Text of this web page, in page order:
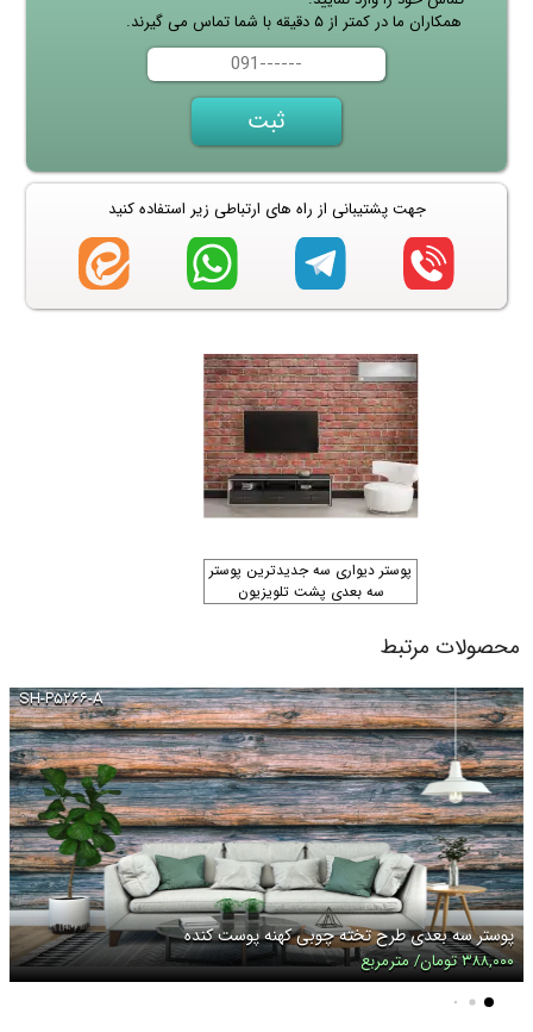
همکاران ما در کمتر از ۵ دقیقه با شما تماس می گیرند.
جهت پشتیبانی از راه های ارتباطی زیر استفاده کنید
پوستر دیواری سه جدیدترین پوستر
سه بعدی پشت تلویزیون
محصولات مرتبط
SH-P۵۲۶۶-A
پوستر سه بعدی طرح تخته چوبی کهنه پوست کنده
۳۸۸,۰۰۰ تومان/ مترمربع